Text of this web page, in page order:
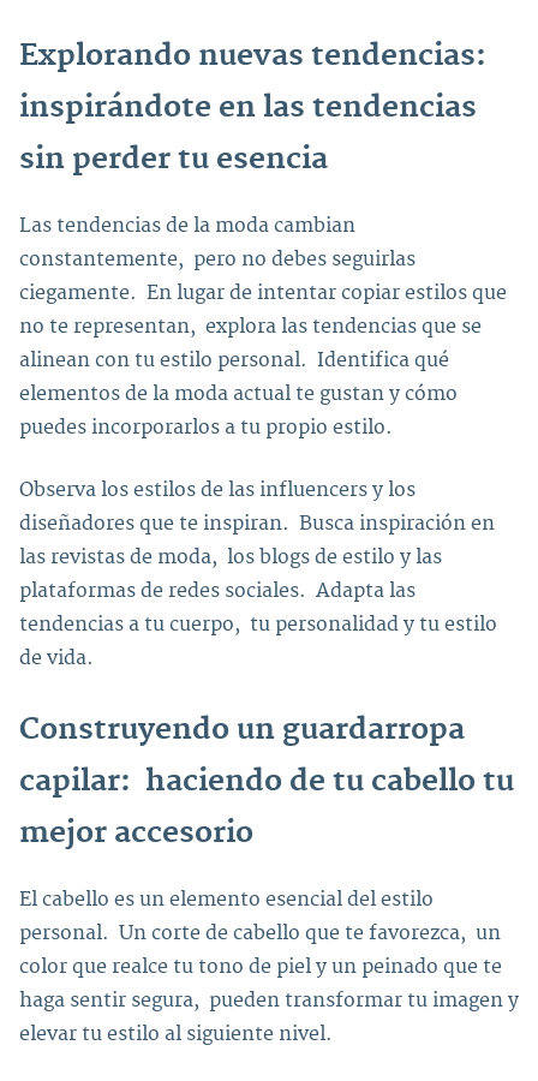
Explorando nuevas tendencias:
inspirándote en las tendencias
sin perder tu esencia
Las tendencias de la moda cambian
constantemente, pero no debes seguirlas
ciegamente. En lugar de intentar copiar estilos que
no te representan, explora las tendencias que se
alinean con tu estilo personal. Identifica qué
elementos de la moda actual te gustan y cómo
puedes incorporarlos a tu propio estilo.
Observa los estilos de las influencers y los
diseñadores que te inspiran. Busca inspiración en
las revistas de moda, los blogs de estilo y las
plataformas de redes sociales. Adapta las
tendencias a tu cuerpo, tu personalidad y tu estilo
de vida.
Construyendo un guardarropa
capilar: haciendo de tu cabello tu
mejor accesorio
El cabello es un elemento esencial del estilo
personal. Un corte de cabello que te favorezca, un
color que realce tu tono de piel y un peinado que te
haga sentir segura, pueden transformar tu imagen y
elevar tu estilo al siguiente nivel.